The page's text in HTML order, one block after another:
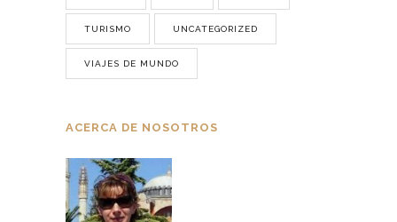
TURISMO UNCATEGORIZED
VIAJES DE MUNDO
ACERCA DE NOSOTROS